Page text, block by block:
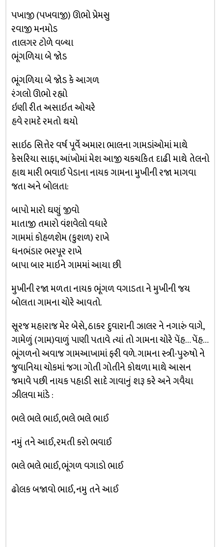
પખાજી (પખવાજી) ઊભો પ્રેમસુ
રવાજી મનમોડ
તાલગર ટોળે વળ્યા
ભૂંગળિયા બે જોડ
ભૂંગળિયા બે જોડ કે આગળ
રંગલો ઊભો રહ્યો
ઇણી રીત અસાઇત ઓચરે
હવે રામદે રમતો થયો
સાઇઠ સિત્તેર વર્ષ પૂર્વે અમારા ભાલના ગામડાંઓમાં માથે
કેસરિયા સાફા, આંખોમાં મેશ આજી ચકચકિત દાઢી માથે તેલનો
હાથ મારી ભવાઈ પેડાના નાયક ગામના મુખીની રજા માગવા
જતા અને બોલતા:
બાપો મારો ઘણું જીવો
માતાજી તમારો વંશવેલો વધારે
ગામમાં કોહળશેમ (કુશળ) રાખે
ધનભંડાર ભરપૂર રાખે
બાપા બાર માઇને ગામમાં આયા છી
મુખીની રજા મળતા નાયક ભૂંગળ વગાડતા ને મુખીની જય
બોલતા ગામના ચોરે આવતો.
સૂરજ મહારાજ મેર બેસે, ઠાકર દુવારાની ઝાલર ને નગારું વાગે,
ગામેળું (ગામ)વાળું પાણી પતાવે ત્યાં તો ગામના ચોરે પેંહ… પેંહ…
ભૂંગળનો અવાજ ગામઆખામાં ફરી વળે. ગામના સ્ત્રી-પુરુષો ને
જુવાનિયા ચોકમાં જગા ગોતી ગોતીને કોથળા માથે આસન
જમાવે પછી નાયક પહાડી સાદે ગાવાનું શરૂ કરે અને ગવૈયા
ઝીલવા માંડે :
ભલે ભલે ભાઈ, ભલે ભલે ભાઈ
નમું તને આઈ, રમતી કરો ભવાઈ
ભલે ભલે ભાઈ, ભૂંગળ વગાડો ભાઈ
ઢોલક બજાવો ભાઈ, નમુ તને આઈ